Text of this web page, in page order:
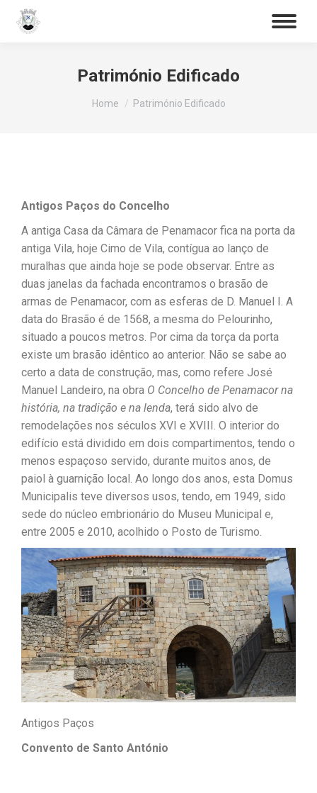
Património Edificado
You are here:
Home Património Edificado
Antigos Paços do Concelho
A antiga Casa da Câmara de Penamacor fica na porta da
antiga Vila, hoje Cimo de Vila, contígua ao lanço de
muralhas que ainda hoje se pode observar. Entre as
duas janelas da fachada encontramos o brasão de
armas de Penamacor, com as esferas de D. Manuel I. A
data do Brasão é de 1568, a mesma do Pelourinho,
situado a poucos metros. Por cima da torça da porta
existe um brasão idêntico ao anterior. Não se sabe ao
certo a data de construção, mas, como refere José
Manuel Landeiro, na obra O Concelho de Penamacor na
história, na tradição e na lenda, terá sido alvo de
remodelações nos séculos XVI e XVIII. O interior do
edifício está dividido em dois compartimentos, tendo o
menos espaçoso servido, durante muitos anos, de
paiol à guarnição local. Ao longo dos anos, esta Domus
Municipalis teve diversos usos, tendo, em 1949, sido
sede do núcleo embrionário do Museu Municipal e,
entre 2005 e 2010, acolhido o Posto de Turismo.
Antigos Paços
Convento de Santo António